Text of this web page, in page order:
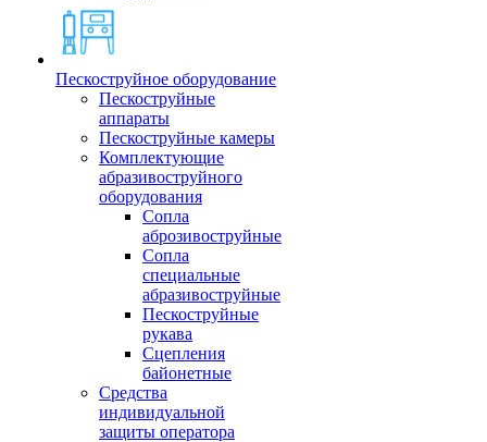
Пескоструйное оборудование
Пескоструйные
аппараты
Пескоструйные камеры
Комплектующие
абразивоструйного
оборудования
Сопла
аброзивоструйные
Сопла
специальные
абразивоструйные
Пескоструйные
рукава
Сцепления
байонетные
Средства
индивидуальной
защиты оператора